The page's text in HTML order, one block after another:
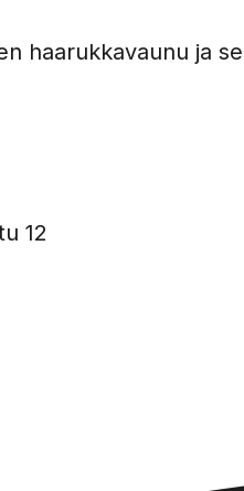
haarukkavaunu ja
12